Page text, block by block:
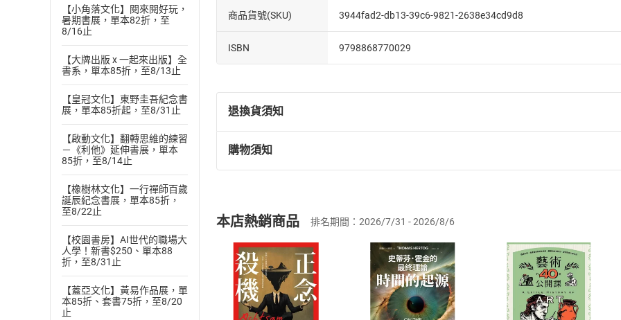
【小角落文化】閱來閱好玩，
暑期書展，單本82折，至
8/16止
【大牌出版 x 一起來出版】全
書系，單本85折，至8/13止
【皇冠文化】東野圭吾紀念書
展，單本85折起，至8/31止
【啟動文化】翻轉思維的練習
－《利他》延伸書展，單本
85折，至8/14止
【橡樹林文化】一行禪師百歲
誕辰紀念書展，單本85折，
至8/22止
【校園書房】AI世代的職場大
人學！新書$250、單本88
折，至8/31止
【蓋亞文化】黃易作品展，單
本85折、套書75折，至8/20
止
商品貨號(SKU) 3944fad2-db13-39c6-9821-2638e34cd9d8
ISBN 9798868770029
退換貨須知
退換貨規定：
(一)依消費者保護法第19條第1項後段暨通訊交易解除權合理例外情事適用
(二)消費者訂購本店鋪之商品即代表知悉本店鋪所銷售之商品為電子書，
且已下載/存取電子書，不得請求退貨退款。
退貨方式：您欲取消訂單或辦理退貨時，請登入樂天市場，並於「我的訂單
貨」，本店鋪將依您的申請進行審核，待審核通過後將為您辦理退款事宜。
請注意，樂天市場須以整筆訂單為單位進行取消/退貨，恕無法以單支商品取
購物須知
挑選商品
Choose
放入購物車
Shopping cart
登入帳號
Login
購書後，如何開始使用？
本店熱銷商品 排名期間：2026/7/31 - 2026/8/6